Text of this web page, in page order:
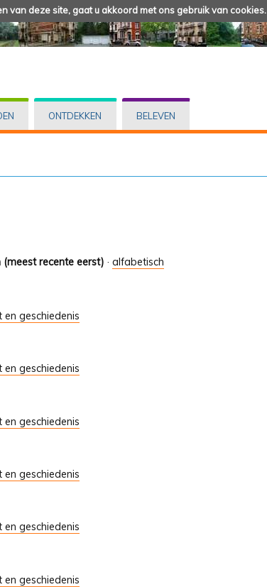
van deze site, gaat u akkoord met ons gebruik van cookies.
ONTDEKKEN BELEVEN
recente eerst) · alfabetisch
en geschiedenis
en geschiedenis
en geschiedenis
en geschiedenis
en geschiedenis
en geschiedenis